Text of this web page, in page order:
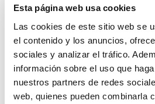
Esta página web usa cookies
Las cookies de este sitio web se
el contenido y los anuncios,
sociales y analizar el tráfico.
información sobre el uso que
nuestros partners de redes
web, quienes pueden combinarla
español. “Queremos agradecer
ha hecho el Ayuntamiento, no
estas tres competiciones, junto
Ayuntamiento de Paterna, que
entrenamiento para las
la remodelación de la pista, la